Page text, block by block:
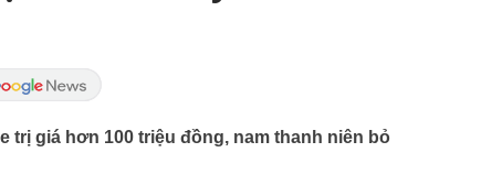
trị giá hơn 100 triệu đồng, nam thanh niên bỏ